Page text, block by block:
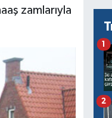
zamlarıyla
1
2